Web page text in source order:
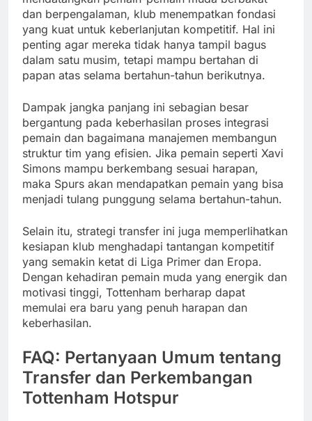
dan berpengalaman, klub menempatkan fondasi
yang kuat untuk keberlanjutan kompetitif. Hal ini
penting agar mereka tidak hanya tampil bagus
dalam satu musim, tetapi mampu bertahan di
papan atas selama bertahun-tahun berikutnya.
Dampak jangka panjang ini sebagian besar
bergantung pada keberhasilan proses integrasi
pemain dan bagaimana manajemen membangun
struktur tim yang efisien. Jika pemain seperti Xavi
Simons mampu berkembang sesuai harapan,
maka Spurs akan mendapatkan pemain yang bisa
menjadi tulang punggung selama bertahun-tahun.
Selain itu, strategi transfer ini juga memperlihatkan
kesiapan klub menghadapi tantangan kompetitif
yang semakin ketat di Liga Primer dan Eropa.
Dengan kehadiran pemain muda yang energik dan
motivasi tinggi, Tottenham berharap dapat
memulai era baru yang penuh harapan dan
keberhasilan.
FAQ: Pertanyaan Umum tentang
Transfer dan Perkembangan
Tottenham Hotspur